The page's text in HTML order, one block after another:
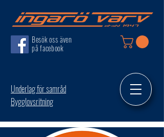
Besök oss även
på facebook
Underlag för samråd
Bygglovsritning